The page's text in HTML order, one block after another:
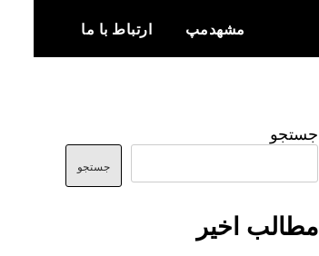
مشهدمپ ارتباط با ما
جستجو
جستجو
مطالب اخیر